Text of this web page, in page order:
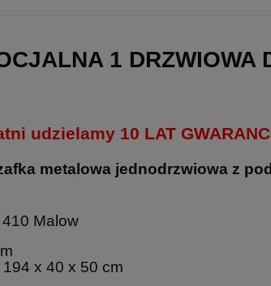
1 DRZWIOWA
udzielamy 10 LAT
metalowa jednodrzwiowa z
Malow
x 40 x 50 cm